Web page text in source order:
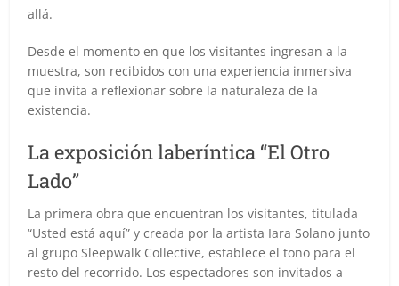
allá.
Desde el momento en que los visitantes ingresan a la
muestra, son recibidos con una experiencia inmersiva
que invita a reflexionar sobre la naturaleza de la
existencia.
La exposición laberíntica “El Otro
Lado”
La primera obra que encuentran los visitantes, titulada
“Usted está aquí” y creada por la artista Iara Solano junto
al grupo Sleepwalk Collective, establece el tono para el
resto del recorrido. Los espectadores son invitados a